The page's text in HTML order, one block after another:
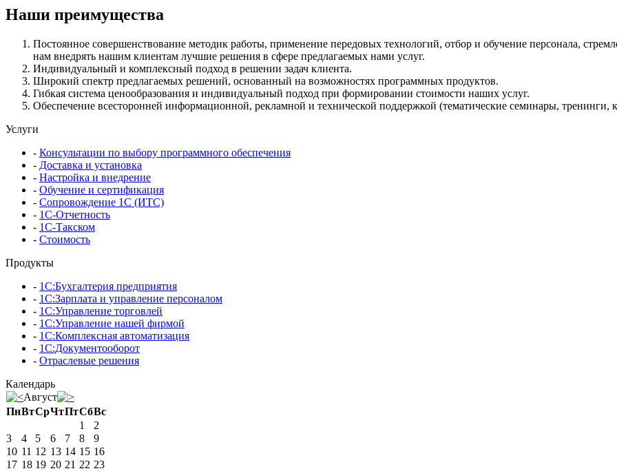
Наши преимущества
Постоянное совершенствование методик работы, применение передовых технологий, отбор и обучение персонала,
нам внедрять нашим клиентам лучшие решения в сфере предлагаемых нами услуг.
Индивидуальный и комплексный подход в решении задач клиента.
Широкий спектр предлагаемых решений, основанный на возможностях программных продуктов.
Гибкая система ценообразования и индивидуальный подход при формировании стоимости наших услуг.
Обеспечение всесторонней информационной, рекламной и технической поддержкой (тематические семинары,
Услуги
- Консультации по выбору программного обеспечения
- Доставка и установка
- Настройка и внедрение
- Обучение и сертификация
- Сопровождение 1С (ИТС)
- 1С-Отчетность
- 1С-Такском
- Стоимость
Продукты
- 1С:Бухгалтерия предприятия
- 1С:Зарплата и управление персоналом
- 1С:Управление торговлей
- 1С:Управление нашей фирмой
- 1С:Комплексная автоматизация
- 1С:Документооборот
- Отраслевые решения
Календарь
Август
ПнВтСрЧтПтСбВс
1
2
3
4 5 6 7 8
9
10 11 12 13 14 15 16
17 18 19 20 21 22 23